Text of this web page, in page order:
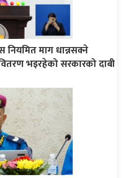
नियमित माग धान्नसक्ने
भइरहेको सरकारको दाबी